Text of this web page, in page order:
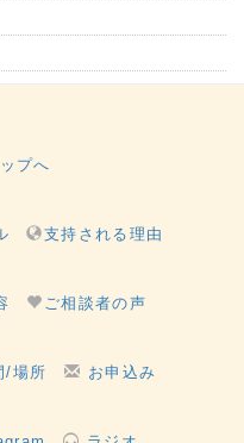
プへ
支持される理由
ご相談者の声
/場所 お申込み